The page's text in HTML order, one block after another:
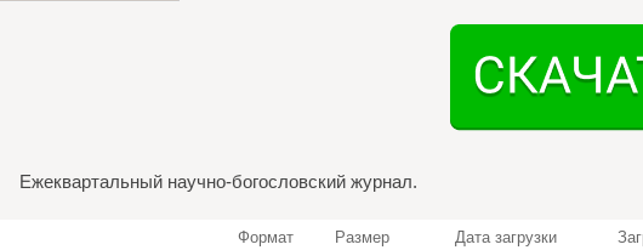
Ежеквартальный научно-богословский журнал.
Формат Размер Дата загрузки